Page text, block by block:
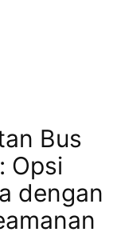
Bus
Opsi
dengan